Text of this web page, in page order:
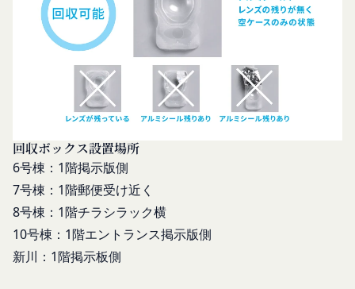
回収ボックス設置場所
6号棟：1階掲示版側
7号棟：1階郵便受け近く
8号棟：1階チラシラック横
10号棟：1階エントランス掲示版側
新川：1階掲示板側
情報を安全かつ合理的な方法で消去します。
第三者への提供等
当社は、以下の場合、お客様情報を第三者と共有す
ることがあります。（以下、当社がお客様情報を提
供した相手方を「提供先」といいます。）
お客様の同意を得た場合
当社は、お客様の同意を得た場合、お客様情報（個
人情報の場合もあります。）を第三者である会社、
組織、個人に提供することがあります。
第三者サービス提供者との共有
支払処理、データ分析、メール送信、ホスティング
サービス、カスタマーサービスなどを当社の代理で
行うサービスを提供する第三者、または、当社のマ
ーケティングのサポートを行う第三者に対して、お
ビスに定められる利用規約等に従ってご利用くださ
い。
本契約において使用される以下の各用語は各々以下
に定める意味を有します。
第3条（提供されるサービス）
当社が提供する本サービスは、次の各号に掲げるサ
ービスとします。
コミュニティポータルサイトが提供する情報サ
ービス
前各号に付随する各種サービス
当社は、前項各号に定めるサービスの内容を変更す
ることができるものとします。
第4条（会員登録）
会員登録手続きは、本サービスの会員登録ページか